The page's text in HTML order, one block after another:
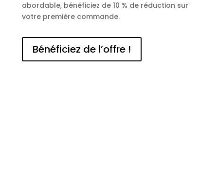
abordable, bénéficiez de 10 % de réduction sur
votre première commande.
Bénéficiez de l’offre !